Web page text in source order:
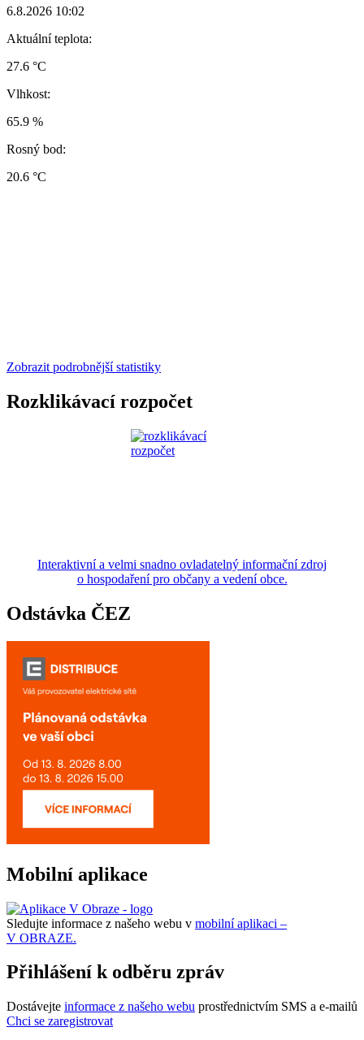
6.8.2026 10:02
Aktuální teplota:
27.6 °C
Vlhkost:
65.9 %
Rosný bod:
20.6 °C
Zobrazit podrobnější statistiky
Rozklikávací rozpočet
Interaktivní a velmi snadno ovladatelný informační zdroj
o hospodaření pro občany a vedení obce.
Odstávka ČEZ
Mobilní aplikace
Sledujte informace z našeho webu v mobilní aplikaci –
V OBRAZE.
Přihlášení k odběru zpráv
Dostávejte informace z našeho webu prostřednictvím SMS a e-mailů
Chci se zaregistrovat